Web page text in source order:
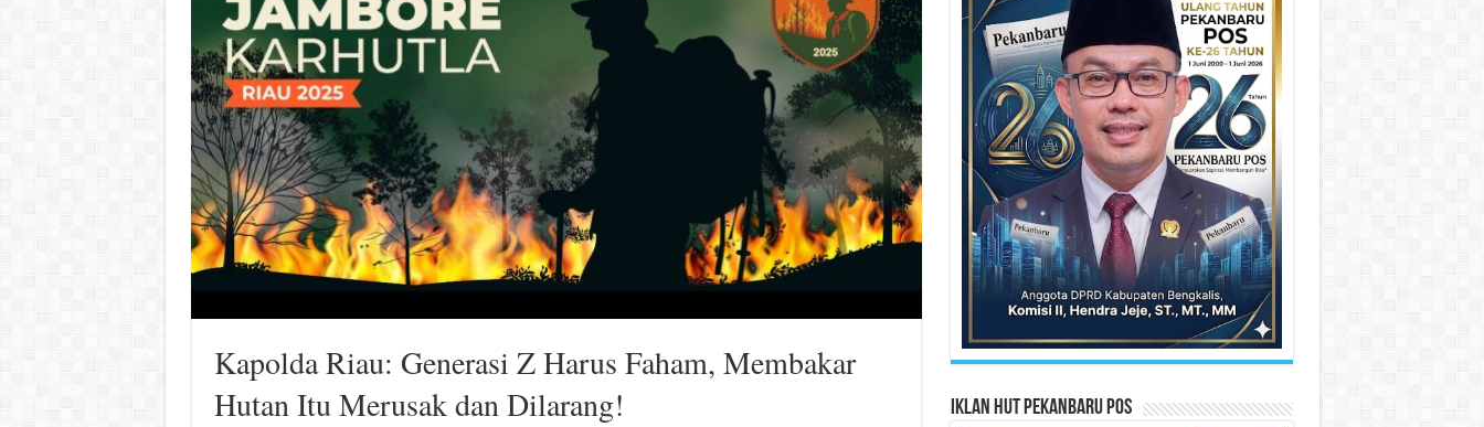
Kapolda Riau: Generasi Z Harus Faham, Membakar
Hutan Itu Merusak dan Dilarang!
Iklan HUT Pekanbaru Pos